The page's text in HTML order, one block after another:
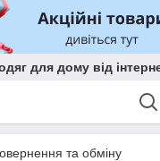
для дому від
та обміну